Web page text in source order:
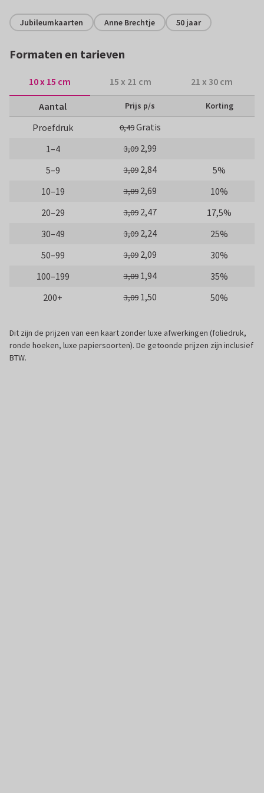
Jubileumkaarten Anne Brechtje 50 jaar
Formaten en tarieven
10 x 15 cm 15 x 21 cm 21 x 30 cm
Aantal Prijs p/s Korting
Proefdruk 0,49Gratis
1–4
3,09 2,99
5–9
3,09 2,84
5%
10–19
3,09 2,69
10%
20–29
3,09 2,47
17,5%
30–49
3,09 2,24
25%
50–99
3,09 2,09
30%
100–199
3,09 1,94
35%
200+
3,09 1,50 50%
Dit zijn de prijzen van een kaart zonder luxe afwerkingen (foliedruk,
ronde hoeken, luxe papiersoorten). De getoonde prijzen zijn inclusief
BTW.